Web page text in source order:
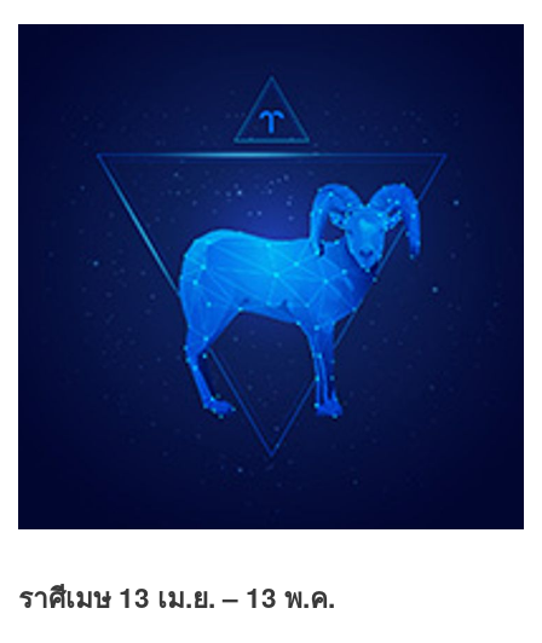
ราศีเมษ 13 เม.ย. – 13 พ.ค.